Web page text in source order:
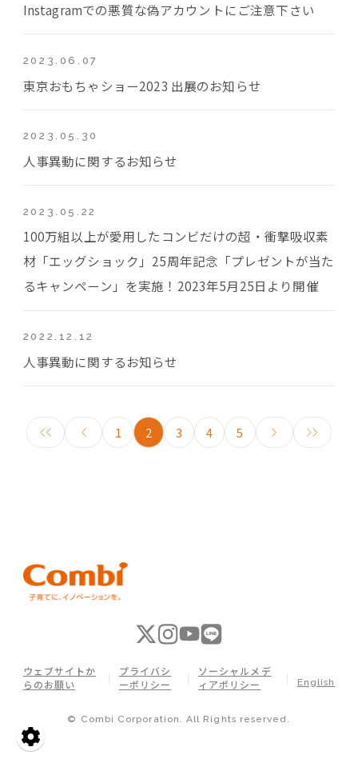
Instagramでの悪質な偽アカウントにご注意下さい
2023.06.07
東京おもちゃショー2023 出展のお知らせ
2023.05.30
人事異動に関するお知らせ
2023.05.22
100万組以上が愛用したコンビだけの超・衝撃吸収素
材「エッグショック」25周年記念「プレゼントが当た
るキャンペーン」を実施！2023年5月25日より開催
2022.12.12
人事異動に関するお知らせ
1 2 3 4 5
© Combi Corporation. All Rights reserved.
ウェブサイトか
らのお願い
プライバシ
ーポリシー
ソーシャルメデ
ィアポリシー
English